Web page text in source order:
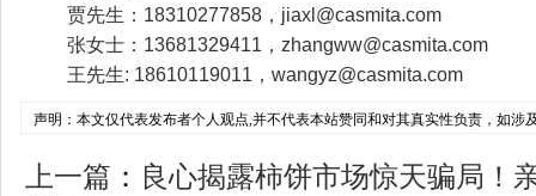
贾先生：18310277858，jiaxl@casmita.com
张女士：13681329411，zhangww@casmita.com
王先生: 18610119011，wangyz@casmita.com
声明：本文仅代表发布者个人观点,并不代表本站赞同和对其真实性负责，如涉
上一篇 ： 良心揭露柿饼市场惊天骗局！